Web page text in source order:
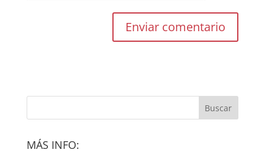
MÁS INFO: